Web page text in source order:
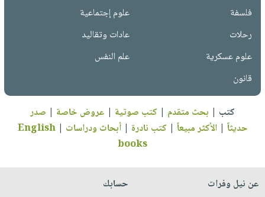
فلسفة
علوم إجتماعية
رحلات
عادات وتقاليد
علوم عسكرية
علم النفس
قانون
كتب | بحث متقدم | كتب صوتية | عروض خاصة | صدر
حديثاً |الأكثر مبيعاً | كتب نادرة |أبحاث ودراسات |
English
books
عن نيل وفرات
حسابك